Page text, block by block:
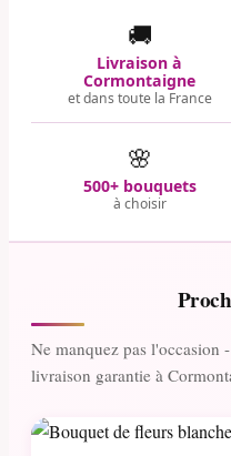
🚚
Livraison à
Cormontaigne
et dans toute la France
🌸
500+ bouquets
à choisir
Ne manquez pas l'occasion
livraison garantie à